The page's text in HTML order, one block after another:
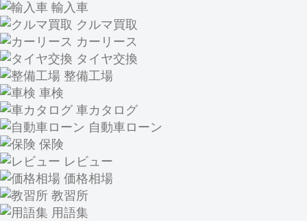
輸入車
クルマ買取
カーリース
タイヤ交換
整備工場
車検
車カタログ
自動車ローン
保険
レビュー
価格相場
教習所
用語集